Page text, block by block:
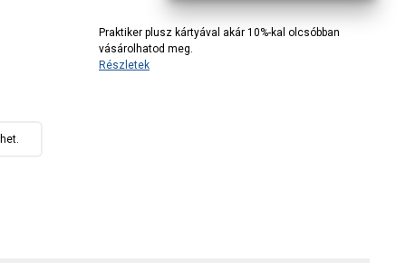
Praktiker plusz kártyával akár 10%-kal olcsóbban
vásárolhatod meg.
Részletek